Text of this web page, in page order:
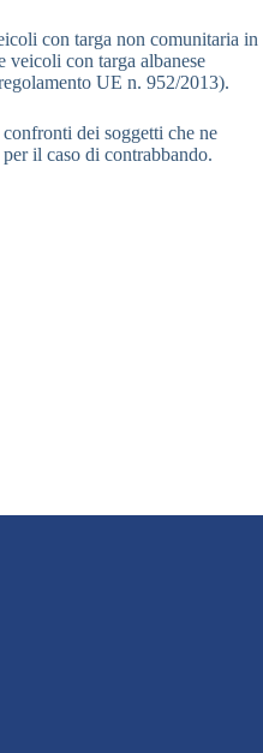
con targa non comunitaria in
veicoli con targa albanese
UE n. 952/2013).
dei soggetti che ne
il caso di contrabbando.